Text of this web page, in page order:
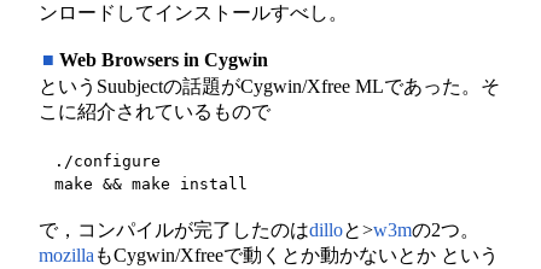
ンロードしてインストールすべし。
■ Web Browsers in Cygwin
というSuubjectの話題がCygwin/Xfree MLであった。そ
こに紹介されているもので
./configure
で，コンパイルが完了したのはdilloと>w3mの2つ。
mozillaもCygwin/Xfreeで動くとか動かないとか という